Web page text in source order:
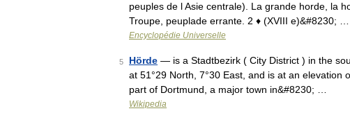
peuples de l Asie centrale). La grande horde, la
Troupe, peuplade errante. 2 ♦ (XVIII e)&#8230; …
Encyclopédie Universelle
5 Hörde — is a Stadtbezirk ( City District ) in the
at 51°29 North, 7°30 East, and is at an
part of Dortmund, a major town in&#8230; …
Wikipedia